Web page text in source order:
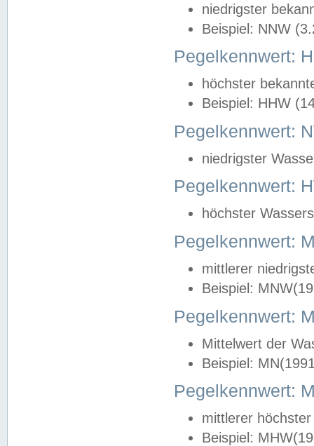
niedrigster
Beispiel: NNW
Pegelkennwert:
höchster
Beispiel: HHW
Pegelkennwert:
niedrigster
Pegelkennwert:
höchster
Pegelkennwert:
mittlerer
Beispiel:
Pegelkennwert:
Mittelwert der
Beispiel:
Pegelkennwert:
mittlerer
Beispiel: